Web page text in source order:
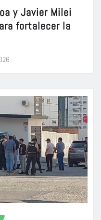
y Javier Milei
fortalecer la